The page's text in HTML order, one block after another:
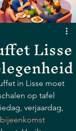
Lisse
in Lisse moet
op tafel
verjaardag,